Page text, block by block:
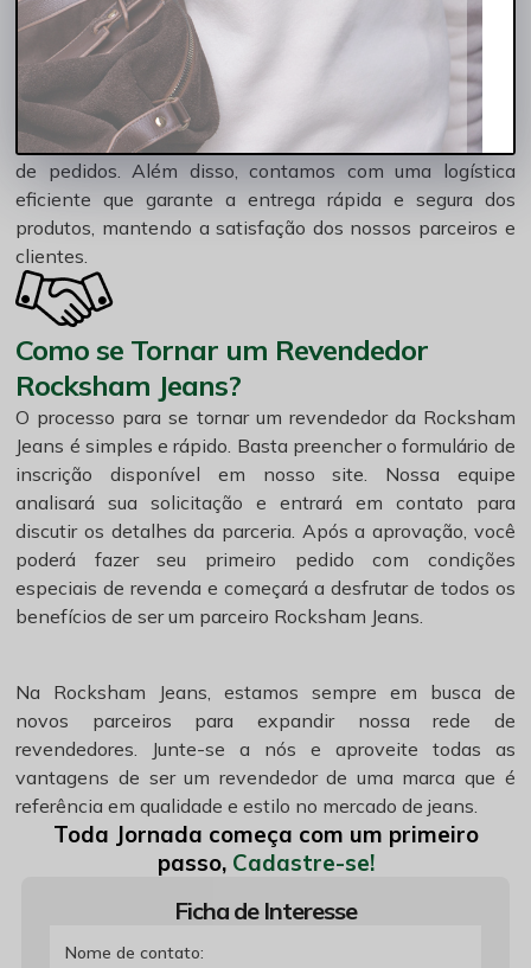
qualquer dúvida ou necessidade.
Facilidade de Compra e Logística Eficiente
Nossa plataforma online é intuitiva e facilita a realização
de pedidos. Além disso, contamos com uma logística
eficiente que garante a entrega rápida e segura dos
produtos, mantendo a satisfação dos nossos parceiros e
clientes.
Como se Tornar um Revendedor
Rocksham Jeans?
O processo para se tornar um revendedor da Rocksham
Jeans é simples e rápido. Basta preencher o formulário de
inscrição disponível em nosso site. Nossa equipe
analisará sua solicitação e entrará em contato para
discutir os detalhes da parceria. Após a aprovação, você
poderá fazer seu primeiro pedido com condições
especiais de revenda e começará a desfrutar de todos os
benefícios de ser um parceiro Rocksham Jeans.
Na Rocksham Jeans, estamos sempre em busca de
novos parceiros para expandir nossa rede de
revendedores. Junte-se a nós e aproveite todas as
vantagens de ser um revendedor de uma marca que é
referência em qualidade e estilo no mercado de jeans.
Toda Jornada começa com um primeiro
passo, Cadastre-se!
Ficha de Interesse